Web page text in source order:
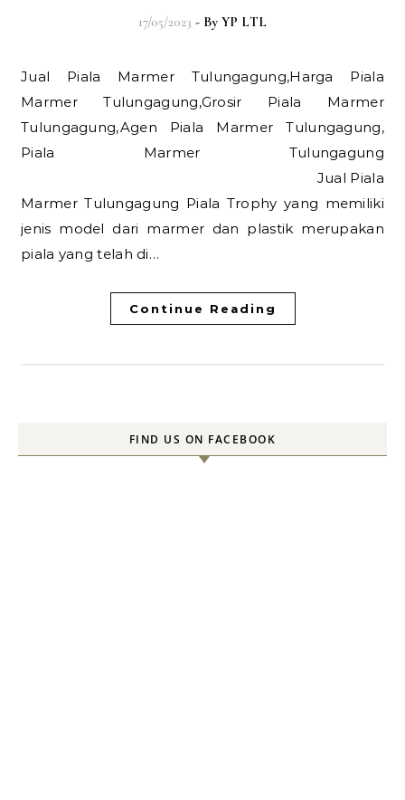
17/05/2023 - By YP LTL
Jual Piala Marmer Tulungagung,Harga Piala
Marmer Tulungagung,Grosir Piala Marmer
Tulungagung,Agen Piala Marmer Tulungagung,
Piala Marmer Tulungagung
Jual Piala
Marmer Tulungagung Piala Trophy yang memiliki
jenis model dari marmer dan plastik merupakan
piala yang telah di…
Continue Reading
FIND US ON FACEBOOK